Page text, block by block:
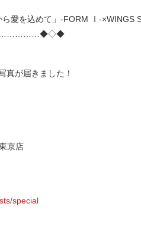
ら愛を込めて」-FORM Ⅰ-×WINGS
真が届きました！
京店
special